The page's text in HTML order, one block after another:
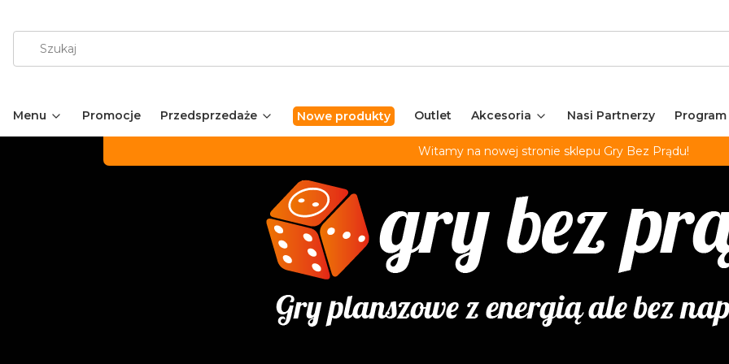
Menu Promocje Przedsprzedaże Nowe produkty Outlet Akcesoria Nasi Partnerzy
Witamy na nowej stronie sklepu Gry Bez Prądu!